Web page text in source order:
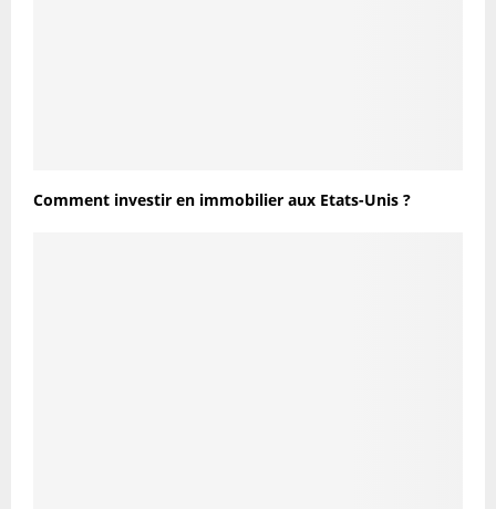
Comment investir en immobilier aux Etats-Unis ?